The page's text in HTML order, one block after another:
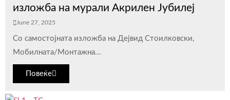
изложба на мурали Акрилен Јубилеј
June 27, 2025
Со самостојната изложба на Дејвид Стоилковски,
Мобилната/Монтажна...
Повеќе